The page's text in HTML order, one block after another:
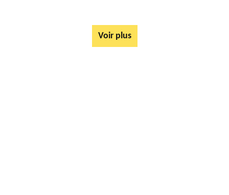
Voir plus